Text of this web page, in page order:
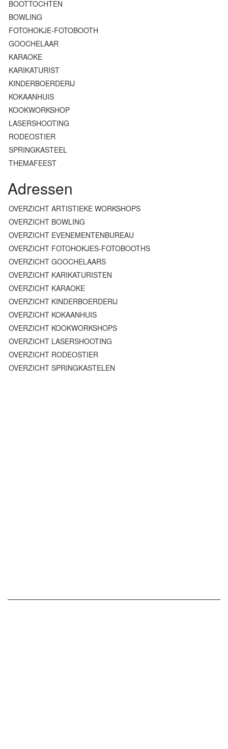
BOOTTOCHTEN
BOWLING
FOTOHOKJE-FOTOBOOTH
GOOCHELAAR
KARAOKE
KARIKATURIST
KINDERBOERDERIJ
KOKAANHUIS
KOOKWORKSHOP
LASERSHOOTING
RODEOSTIER
SPRINGKASTEEL
THEMAFEEST
Adressen
OVERZICHT ARTISTIEKE WORKSHOPS
OVERZICHT BOWLING
OVERZICHT EVENEMENTENBUREAU
OVERZICHT FOTOHOKJES-FOTOBOOTHS
OVERZICHT GOOCHELAARS
OVERZICHT KARIKATURISTEN
OVERZICHT KARAOKE
OVERZICHT KINDERBOERDERIJ
OVERZICHT KOKAANHUIS
OVERZICHT KOOKWORKSHOPS
OVERZICHT LASERSHOOTING
OVERZICHT RODEOSTIER
OVERZICHT SPRINGKASTELEN